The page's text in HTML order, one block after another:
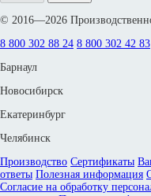
© 2016—2026
8 800 302 88 24 8 800 302 42 83
Барнаул
Новосибирск
Екатеринбург
Челябинск
Производство Сертификаты
ответы Полезная информация
Согласие на обработку